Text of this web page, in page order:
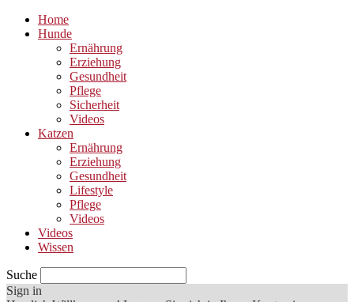
Home
Hunde
Ernährung
Erziehung
Gesundheit
Pflege
Sicherheit
Videos
Katzen
Ernährung
Erziehung
Gesundheit
Lifestyle
Pflege
Videos
Videos
Wissen
Suche
Sign in